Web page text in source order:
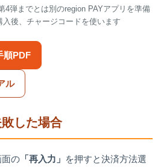
4弾までとは別のregion PAYアプリを準備
入後、チャージコードを使います
順PDF
ル
した場合
の「再入力」 を押すと決済方法選